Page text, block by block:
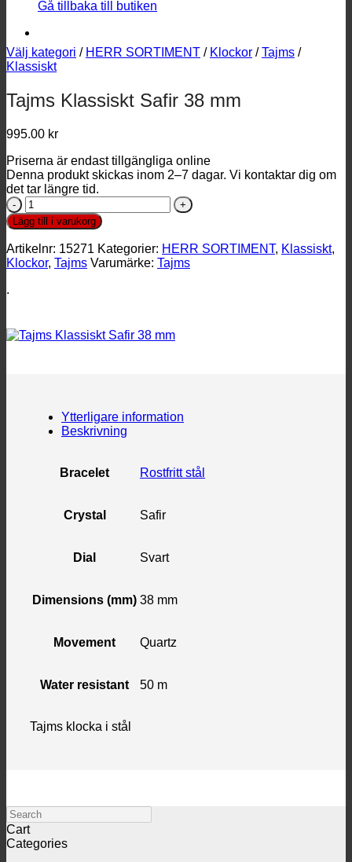
Gå tillbaka till butiken
Välj kategori / HERR SORTIMENT / Klockor / Tajms /
Klassiskt
Tajms Klassiskt Safir 38 mm
995.00 kr
Priserna är endast tillgängliga online
Denna produkt skickas inom 2–7 dagar. Vi kontaktar dig om
det tar längre tid.
Tajms
Klassiskt
Safir
38
mm
mängd
Lägg till i varukorg
Artikelnr: 15271 Kategorier: HERR SORTIMENT, Klassiskt,
Klockor, Tajms Varumärke: Tajms
.
Ytterligare information
Beskrivning
Bracelet Rostfritt stål
Crystal Safir
Dial Svart
Dimensions (mm) 38 mm
Movement Quartz
Water resistant 50 m
Tajms klocka i stål
Search
Cart
Categories